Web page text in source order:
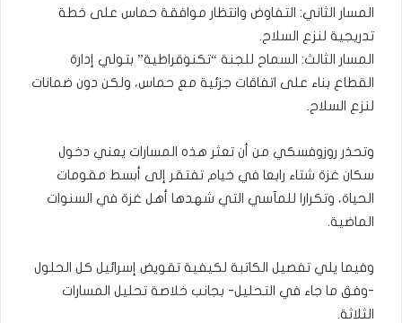
المسار الثاني: التفاوض وانتظار موافقة حماس على خطة
تدريجية لنزع السلاح.
المسار الثالث: السماح للجنة “تكنوقراطية” بتولي إدارة
القطاع بناء على اتفاقات جزئية مع حماس، ولكن دون ضمانات
لنزع السلاح.
وتحذر روزوفسكي من أن تعثر هذه المسارات يعني دخول
سكان غزة شتاء رابعا في خيام تفتقر إلى أبسط مقومات
الحياة، وتكرارا للمآسي التي شهدها أهل غزة في السنوات
الماضية.
وفيما يلي تفصيل الكاتبة لكيفية تقويض إسرائيل كل الحلول
-وفق ما جاء في التحليل- بجانب خلاصة تحليل المسارات
الثلاثة.